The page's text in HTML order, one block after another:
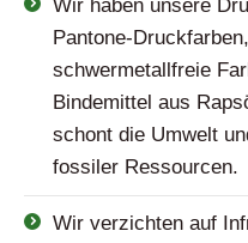
Wir haben unsere
Pantone-
schwermetallfreie
Bindemittel aus
schont die Umwelt
fossiler Ressourcen.
Wir verzichten auf